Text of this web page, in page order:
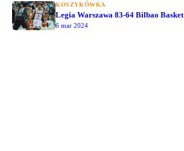
KOSZYKÓWKA
Legia Warszawa 83-64 Bilbao Basket
6 mar 2024